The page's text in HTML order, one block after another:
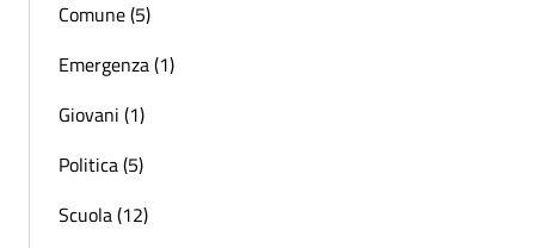
Comune (5)
Emergenza (1)
Giovani (1)
Politica (5)
Scuola (12)